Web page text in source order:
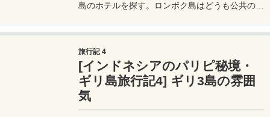
島のホテルを探す。ロンボク島はどうも公共のビ
旅行記 4
[インドネシアのパリピ秘境・
ギリ島旅行記4] ギリ3島の雰囲
気